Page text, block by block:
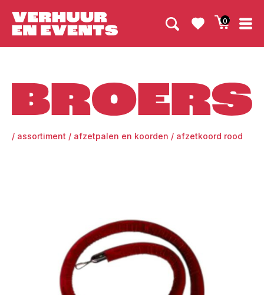
0
/ assortiment / afzetpalen en koorden / afzetkoord rood